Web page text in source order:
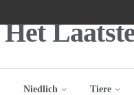
Niedlich Tiere